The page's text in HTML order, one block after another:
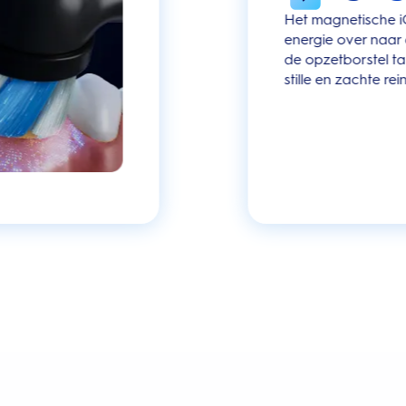
Het magnetische
energie over
de opzetborstel
stille en zachte